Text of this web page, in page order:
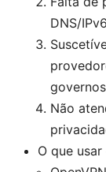
DNS/
Não
O que